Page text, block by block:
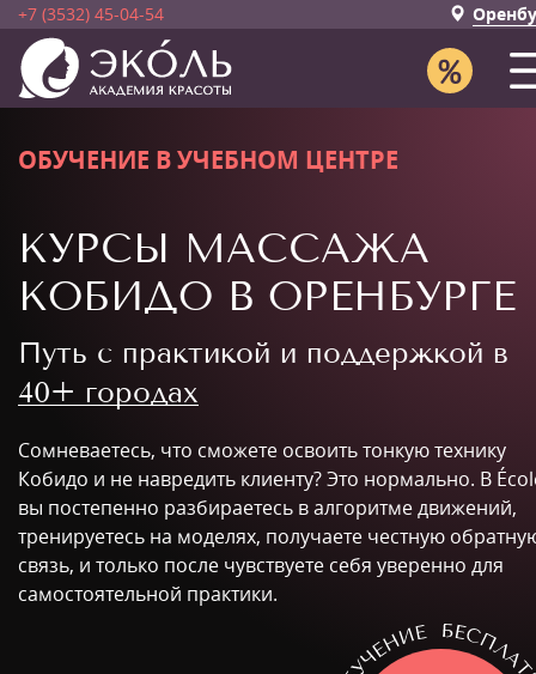
+7 (3532) 45-04-54
ОБУЧЕНИЕ В УЧЕБНОМ ЦЕНТРЕ
КУРСЫ МАССАЖА
КОБИДО В ОРЕНБУРГЕ
Путь с практикой и поддержкой в
40+ городах
Сомневаетесь, что сможете освоить тонкую технику
Кобидо и не навредить клиенту? Это нормально. В
вы постепенно разбираетесь в алгоритме движений,
тренируетесь на моделях, получаете честную
связь, и только после чувствуете себя уверенно для
самостоятельной практики.